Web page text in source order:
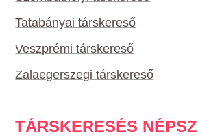
Tatabányai társkereső
Veszprémi társkereső
Zalaegerszegi társkereső
TÁRSKERESÉS